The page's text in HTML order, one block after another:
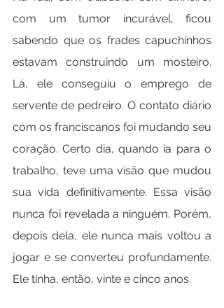
com um tumor incurável, ficou
sabendo que os frades capuchinhos
estavam construindo um mosteiro.
Lá, ele conseguiu o emprego de
servente de pedreiro. O contato diário
com os franciscanos foi mudando seu
coração. Certo dia, quando ia para o
trabalho, teve uma visão que mudou
sua vida definitivamente. Essa visão
nunca foi revelada a ninguém. Porém,
depois dela, ele nunca mais voltou a
jogar e se converteu profundamente.
Ele tinha, então, vinte e cinco anos.